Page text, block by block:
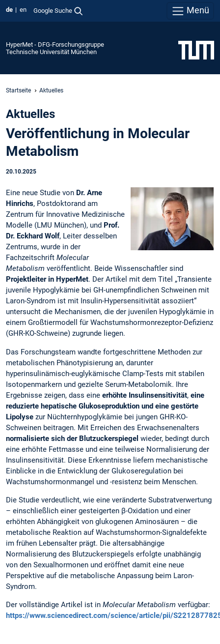
de en Google Suche Menü
HyperMet - DFG-Forschungsgruppe
Technische Universität München
Startseite Aktuelles
Aktuelles
Veröffentlichung in Molecular
Metabolism
20.10.2025
Eine neue Studie von Dr. Arne
Hinrichs, Postdoktorand am
Zentrum für Innovative Medizinische
Modelle (LMU München), und Prof.
Dr. Eckhard Wolf, Leiter desselben
Zentrums, wurde in der
Fachzeitschrift Molecular
Metabolism veröffentlicht. Beide Wissenschaftler sind
Projektleiter in HyperMet. Der Artikel mit dem Titel „Transiente
juvenile Hypoglykämie bei GH-unempfindlichen Schweinen mit
Laron-Syndrom ist mit Insulin-Hypersensitivität assoziiert“
untersucht die Mechanismen, die der juvenilen Hypoglykämie in
einem Großtiermodell für Wachstumshormonrezeptor-Defizienz
(GHR-KO-Schweine) zugrunde liegen.
Das Forschungsteam wandte fortgeschrittene Methoden zur
metabolischen Phänotypisierung an, darunter
hyperinsulinämisch-euglykämische Clamp-Tests mit stabilen
Isotopenmarkern und gezielte Serum-Metabolomik. Ihre
Ergebnisse zeigen, dass eine erhöhte Insulinsensitivität, eine
reduzierte hepatische Glukoseproduktion und eine gestörte
Lipolyse zur Nüchternhypoglykämie bei jungen GHR-KO-
Schweinen beitragen. Mit Erreichen des Erwachsenenalters
normalisierte sich der Blutzuckerspiegel wieder, bedingt durch
eine erhöhte Fettmasse und eine teilweise Normalisierung der
Insulinsensitivität. Diese Erkenntnisse liefern mechanistische
Einblicke in die Entwicklung der Glukoseregulation bei
Wachstumshormonmangel und -resistenz beim Menschen.
Die Studie verdeutlicht, wie eine veränderte Substratverwertung
– einschließlich einer gesteigerten β-Oxidation und einer
erhöhten Abhängigkeit von glukogenen Aminosäuren – die
metabolische Reaktion auf Wachstumshormon-Signaldefekte
im frühen Lebensalter prägt. Die altersabhängige
Normalisierung des Blutzuckerspiegels erfolgte unabhängig
von den Sexualhormonen und eröffnet damit eine neue
Perspektive auf die metabolische Anpassung beim Laron-
Syndrom.
Der vollständige Artikel ist in Molecular Metabolism verfügbar:
https://www.sciencedirect.com/science/article/pii/